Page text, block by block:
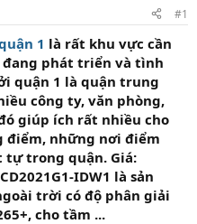
#1
1 là rất khu vực cần
phát triển và tình
quận 1 là quận trung
công ty, văn phòng,
giúp ích rất nhiều cho
điểm, những nơi điểm
trong quận. Giá:
IDW1 là sản
trời có độ phân giải
cho tầm ...